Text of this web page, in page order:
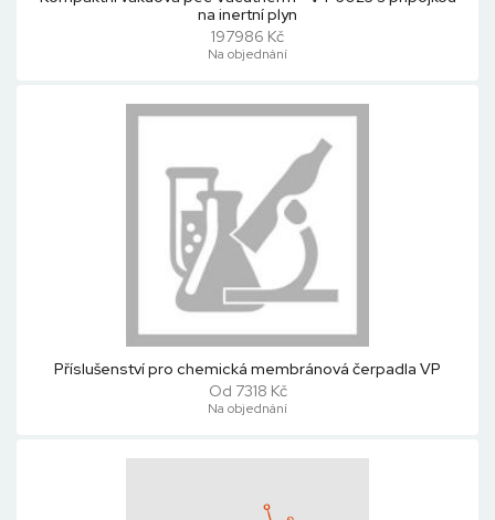
na inertní plyn
197986 Kč
Na objednání
Příslušenství pro chemická membránová čerpadla VP
Od 7318 Kč
Na objednání